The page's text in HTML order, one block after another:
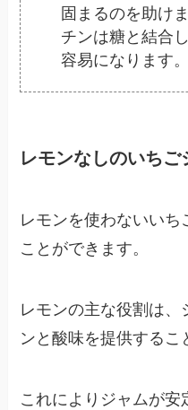
固まるのを助け
チンは糖と結合
容易になります。
レモンなしのいちご
レモンを使わないいち
ことができます。
レモンの主な役割は
ンと酸味を提供するこ
これによりジャムが安